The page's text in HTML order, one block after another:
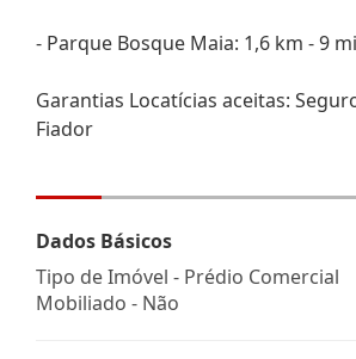
- Parque Bosque Maia: 1,6 km - 9
Garantias Locatícias aceitas:
Fiador
Dados Básicos
Tipo de Imóvel - Prédio Comercial
Mobiliado - Não